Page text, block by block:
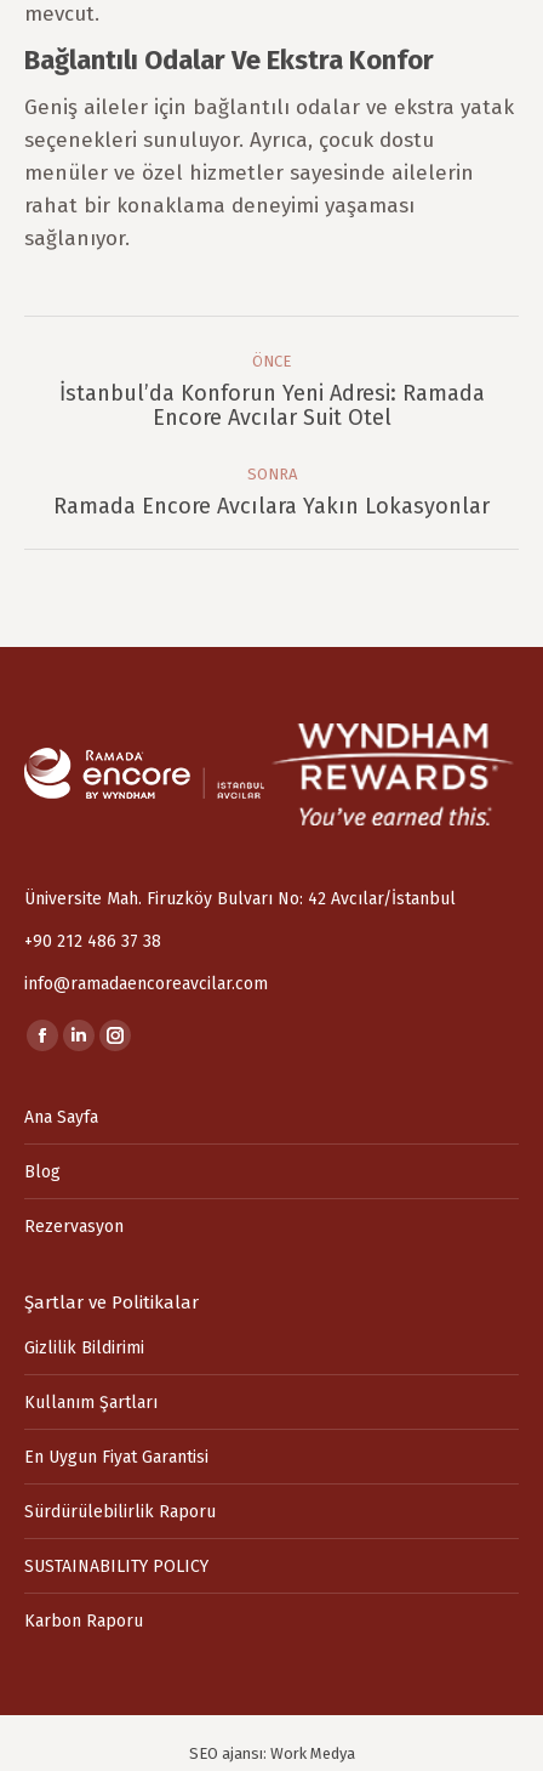
mevcut.
Bağlantılı Odalar Ve Ekstra Konfor
Geniş aileler için bağlantılı odalar ve ekstra yatak
seçenekleri sunuluyor. Ayrıca, çocuk dostu
menüler ve özel hizmetler sayesinde ailelerin
rahat bir konaklama deneyimi yaşaması
sağlanıyor.
ÖNCE
Önce
İstanbul’da Konforun Yeni Adresi: Ramada
Encore Avcılar Suit Otel
SONRA
Sonra
Ramada Encore Avcılara Yakın Lokasyonlar
Üniversite Mah. Firuzköy Bulvarı No: 42 Avcılar/İstanbul
+90 212 486 37 38
info@ramadaencoreavcilar.com
Find us on:
Facebook
opens
in
new
Linkedin
opens
in
Instagram
in
Ana Sayfa
Blog
Rezervasyon
Şartlar ve Politikalar
Gizlilik Bildirimi
Kullanım Şartları
En Uygun Fiyat Garantisi
Sürdürülebilirlik Raporu
SUSTAINABILITY POLICY
Karbon Raporu
SEO ajansı: Work Medya